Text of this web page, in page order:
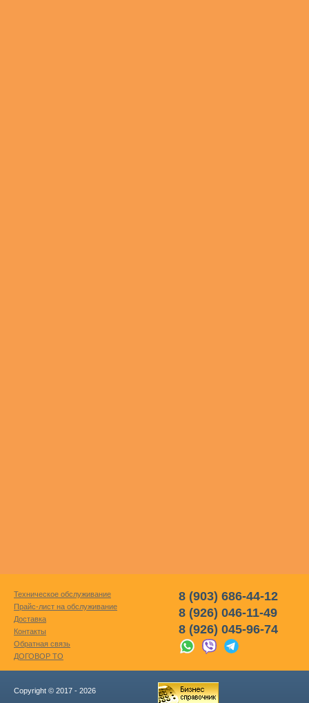
Техническое обслуживание
Прайс-лист на обслуживание
Доставка
Контакты
Обратная связь
ДОГОВОР ТО
8 (903) 686-44-12
8 (926) 046-11-49
8 (926) 045-96-74
Copyright © 2017 - 2026